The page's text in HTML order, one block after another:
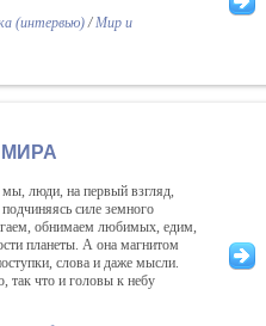
(интервью)/Мир и
мы, люди, на первый взгляд,
силе земного
обнимаем любимых, едим,
планеты. А она магнитом
слова и даже мысли.
что и головы к небу